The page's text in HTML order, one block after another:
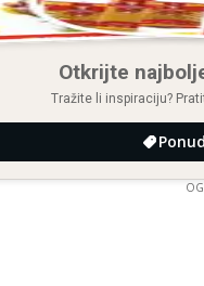
Otkrijte
Tražite li inspiraciju?